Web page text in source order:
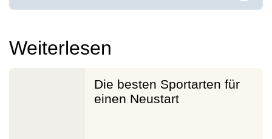
Weiterlesen
Die besten Sportarten für
einen Neustart